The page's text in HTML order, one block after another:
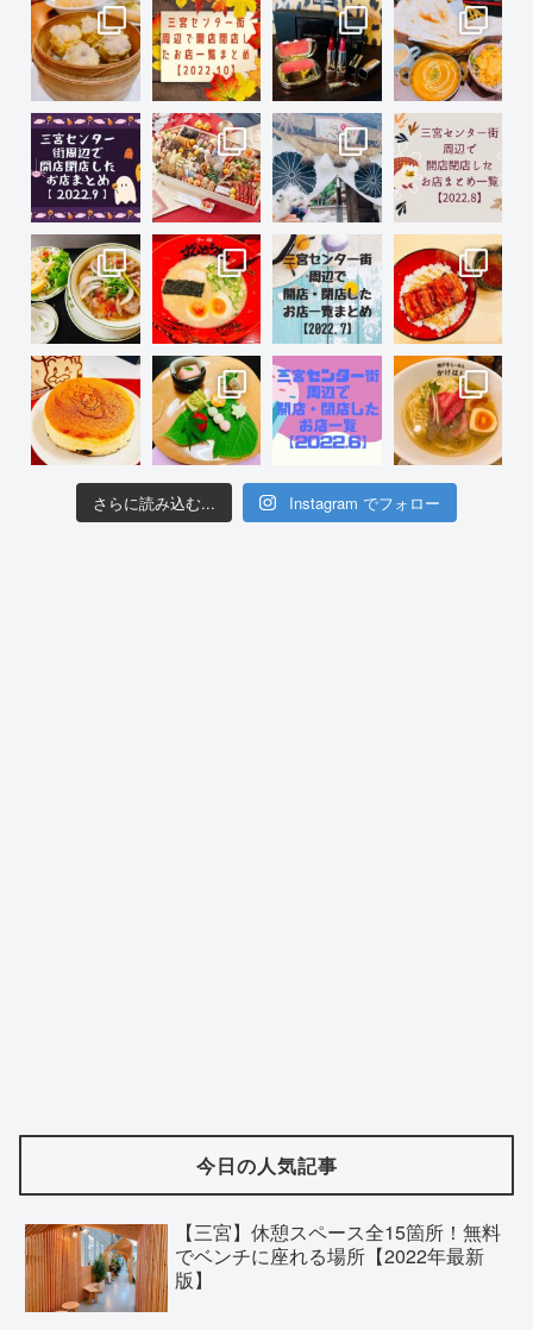
さらに読み込む... Instagram でフォロー
今日の人気記事
【三宮】休憩スペース全15箇所！無料
でベンチに座れる場所【2022年最新
版】